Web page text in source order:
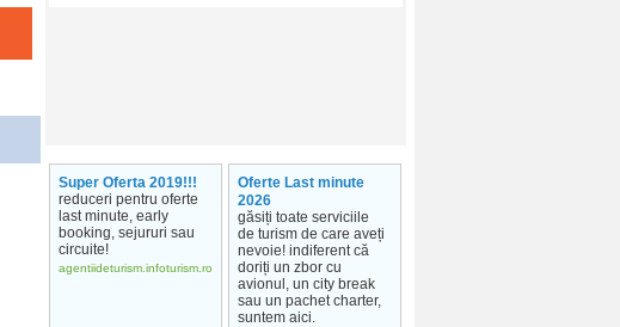
Super Oferta 2019!!!
reduceri pentru oferte
last minute, early
booking, sejururi sau
circuite!
agentiideturism.infoturism.ro
Oferte Last minute
2026
găsiți toate serviciile
de turism de care aveți
nevoie! indiferent că
doriți un zbor cu
avionul, un city break
sau un pachet charter,
suntem aici.